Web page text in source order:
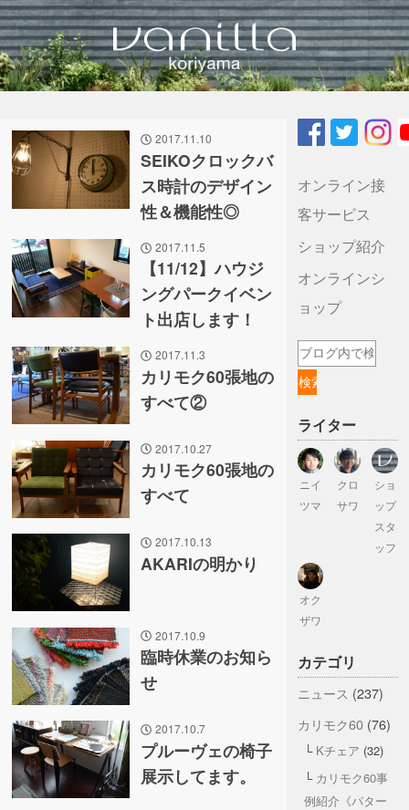
2017.11.10
SEIKOクロックバ
ス時計のデザイン
性＆機能性◎
2017.11.5
【11/12】ハウジ
ングパークイベン
ト出店します！
2017.11.3
カリモク60張地の
すべて②
2017.10.27
カリモク60張地の
すべて
2017.10.13
AKARIの明かり
2017.10.9
臨時休業のお知ら
せ
2017.10.7
プルーヴェの椅子
展示してます。
オンライン接
客サービス
ショップ紹介
オンラインシ
ョップ
ライター
ニイ
ツマ
クロ
サワ
ショ
ップ
スタ
ッフ
オク
ザワ
カテゴリ
ニュース (237)
カリモク60(76)
Kチェア (32)
カリモク60事
例紹介《パター